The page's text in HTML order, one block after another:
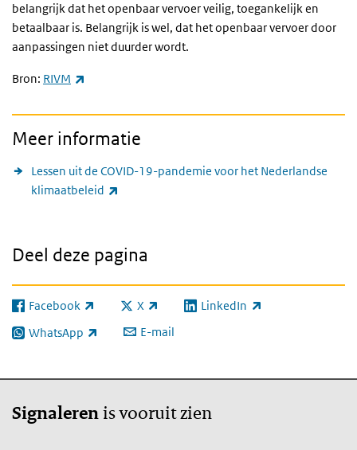
belangrijk dat het openbaar vervoer veilig, toegankelijk en
betaalbaar is. Belangrijk is wel, dat het openbaar vervoer door
aanpassingen niet duurder wordt.
Bron: RIVM
Meer informatie
Lessen uit de COVID-19-pandemie voor het Nederlandse
klimaatbeleid
Deel deze pagina
Facebook
(externe link) X
(externe link) LinkedIn
(externe link)
WhatsApp
(externe link) E-mail
Signalerenis vooruit zien